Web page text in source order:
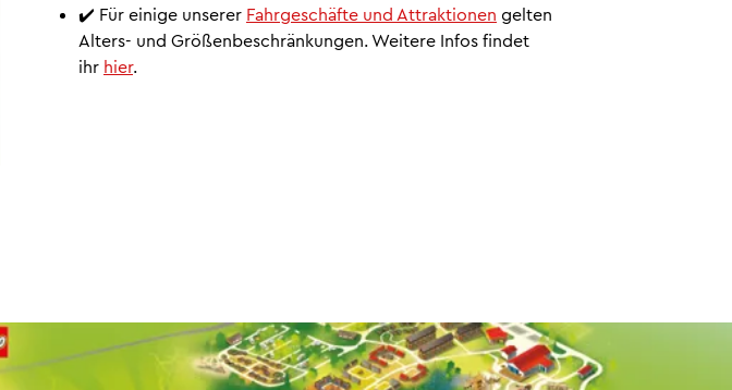
✔️ Für einige unserer Fahrgeschäfte und Attraktionen gelten
Alters- und Größenbeschränkungen. Weitere Infos findet
ihr hier.